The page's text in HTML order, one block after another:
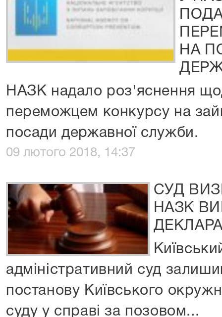
НА
НАЗК надало роз'яснення
переможцем конкурсу на
посади державної служби.
09 лютого 2018, 14:37
СУД
НАЗК
адміністративний суд
постанову Київського
суду у справі за позовом...